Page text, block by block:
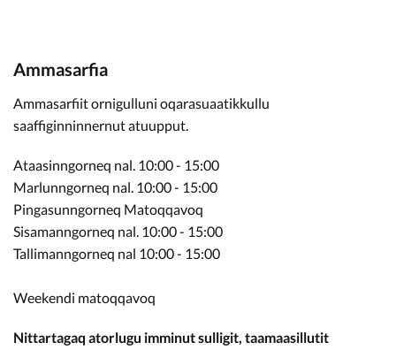
Ammasarfia
Ammasarfiit ornigulluni oqarasuaatikkullu
saaffiginninnernut atuupput.
Ataasinngorneq nal. 10:00 - 15:00
Marlunngorneq nal. 10:00 - 15:00
Pingasunngorneq Matoqqavoq
Sisamanngorneq nal. 10:00 - 15:00
Tallimanngorneq nal 10:00 - 15:00
Weekendi matoqqavoq
Nittartagaq atorlugu imminut sulligit, taamaasillutit